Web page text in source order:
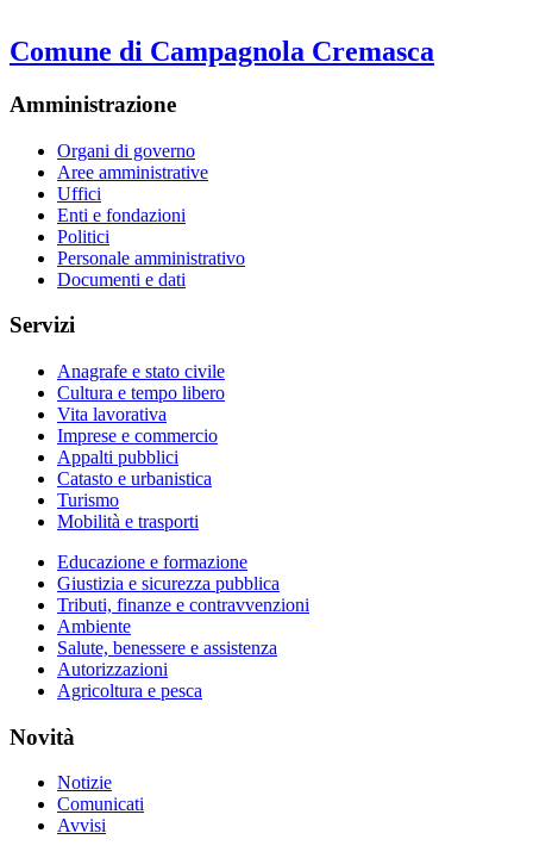
Comune di Campagnola Cremasca
Amministrazione
Organi di governo
Aree amministrative
Uffici
Enti e fondazioni
Politici
Personale amministrativo
Documenti e dati
Servizi
Anagrafe e stato civile
Cultura e tempo libero
Vita lavorativa
Imprese e commercio
Appalti pubblici
Catasto e urbanistica
Turismo
Mobilità e trasporti
Educazione e formazione
Giustizia e sicurezza pubblica
Tributi, finanze e contravvenzioni
Ambiente
Salute, benessere e assistenza
Autorizzazioni
Agricoltura e pesca
Novità
Notizie
Comunicati
Avvisi